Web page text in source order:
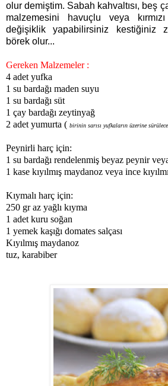
olur demiştim. Sabah kahvaltısı, beş
malzemesini havuçlu veya
değişiklik yapabilirsiniz kestiğiniz
börek olur...
Gereken Malzemeler :
4 adet yufka
1 su bardağı maden suyu
1 su bardağı süt
1 çay bardağı zeytinyağ
2 adet yumurta ( birinin sarısı yufkaların üzerine
Peynirli harç için:
1 su bardağı rendelenmiş beyaz peynir
1 kase kıyılmış maydanoz veya ince
Kıymalı harç için:
250 gr az yağlı kıyma
1 adet kuru soğan
1 yemek kaşığı domates salçası
Kıyılmış maydanoz
tuz, karabiber